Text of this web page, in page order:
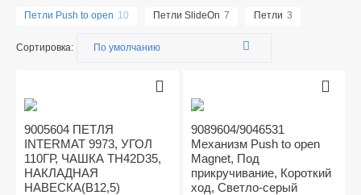
Петли Push to open 10 Петли SlideOn 7 Петли 3
Сортировка:
9005604 ПЕТЛЯ
INTERMAT 9973, УГОЛ
110ГР, ЧАШКА TH42D35,
НАКЛАДНАЯ
НАВЕСКА(B12,5)
9089604/9046531
Механизм Push to open
Magnet, Под
прикручивание, Короткий
ход, Светло-серый